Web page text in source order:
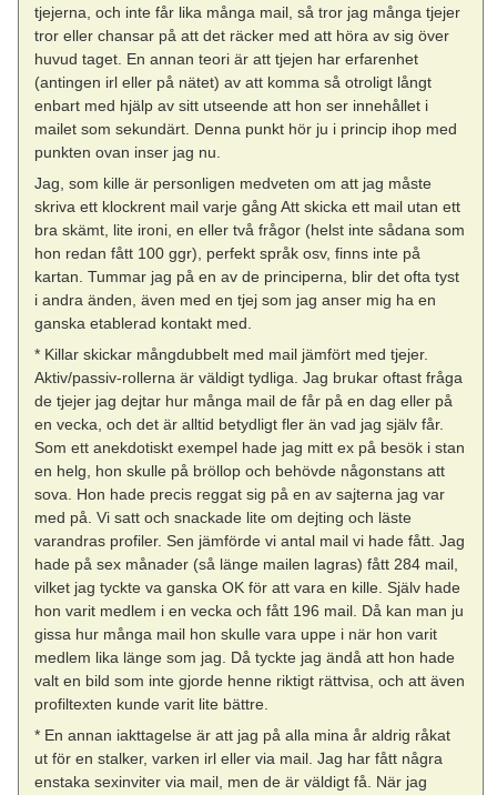
tjejerna, och inte får lika många mail, så tror jag många tjejer
tror eller chansar på att det räcker med att höra av sig över
huvud taget. En annan teori är att tjejen har erfarenhet
(antingen irl eller på nätet) av att komma så otroligt långt
enbart med hjälp av sitt utseende att hon ser innehållet i
mailet som sekundärt. Denna punkt hör ju i princip ihop med
punkten ovan inser jag nu.
Jag, som kille är personligen medveten om att jag måste
skriva ett klockrent mail varje gång Att skicka ett mail utan ett
bra skämt, lite ironi, en eller två frågor (helst inte sådana som
hon redan fått 100 ggr), perfekt språk osv, finns inte på
kartan. Tummar jag på en av de principerna, blir det ofta tyst
i andra änden, även med en tjej som jag anser mig ha en
ganska etablerad kontakt med.
* Killar skickar mångdubbelt med mail jämfört med tjejer.
Aktiv/passiv-rollerna är väldigt tydliga. Jag brukar oftast fråga
de tjejer jag dejtar hur många mail de får på en dag eller på
en vecka, och det är alltid betydligt fler än vad jag själv får.
Som ett anekdotiskt exempel hade jag mitt ex på besök i stan
en helg, hon skulle på bröllop och behövde någonstans att
sova. Hon hade precis reggat sig på en av sajterna jag var
med på. Vi satt och snackade lite om dejting och läste
varandras profiler. Sen jämförde vi antal mail vi hade fått. Jag
hade på sex månader (så länge mailen lagras) fått 284 mail,
vilket jag tyckte va ganska OK för att vara en kille. Själv hade
hon varit medlem i en vecka och fått 196 mail. Då kan man ju
gissa hur många mail hon skulle vara uppe i när hon varit
medlem lika länge som jag. Då tyckte jag ändå att hon hade
valt en bild som inte gjorde henne riktigt rättvisa, och att även
profiltexten kunde varit lite bättre.
* En annan iakttagelse är att jag på alla mina år aldrig råkat
ut för en stalker, varken irl eller via mail. Jag har fått några
enstaka sexinviter via mail, men de är väldigt få. När jag